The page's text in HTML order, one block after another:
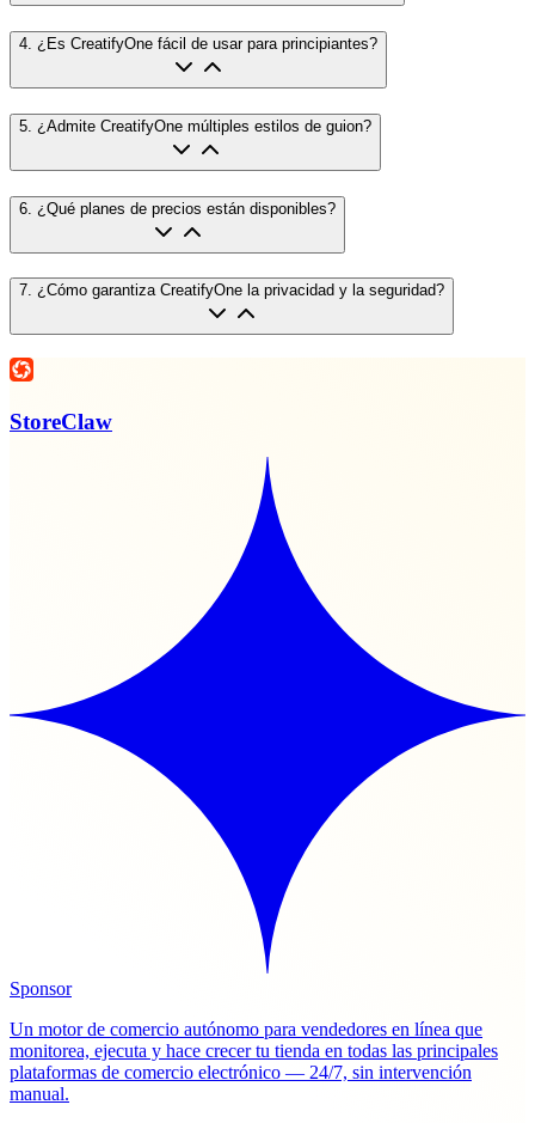
4. ¿Es CreatifyOne fácil de usar para principiantes?
5 ¿Admite CreatifyOne múltiples estilos de guion?
6 ¿Qué planes de precios están disponibles?
7. ¿Cómo garantiza CreatifyOne la privacidad y la seguridad?
StoreClaw
Sponsor
Un motor de comercio autónomo para vendedores en línea que
monitorea, ejecuta y hace crecer tu tienda en todas las principales
plataformas de comercio electrónico — 24/7, sin intervención
manual.